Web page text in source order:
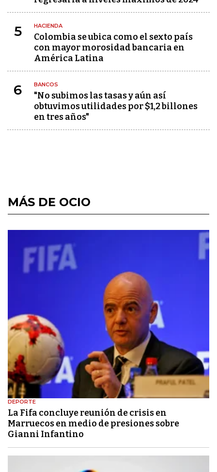
5 HACIENDA
Colombia se ubica como el sexto país
con mayor morosidad bancaria en
América Latina
6 BANCOS
"No subimos las tasas y aún así
obtuvimos utilidades por $1,2 billones
en tres años"
MÁS DE OCIO
DEPORTE
La Fifa concluye reunión de crisis en
Marruecos en medio de presiones sobre
Gianni Infantino